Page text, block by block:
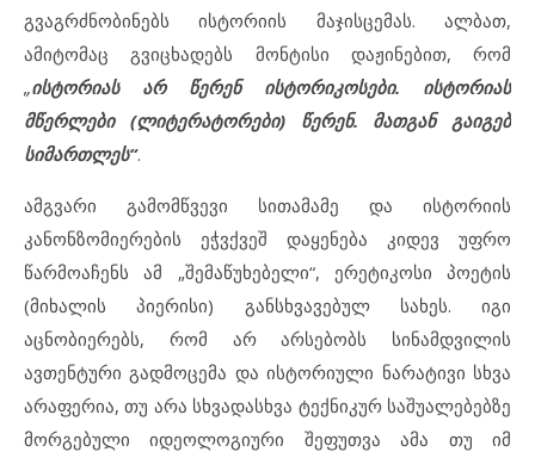
გვაგრძნობინებს ისტორიის მაჯისცემას. ალბათ,
ამიტომაც გვიცხადებს მონტისი დაჟინებით, რომ
„ისტორიას არ წერენ ისტორიკოსები. ისტორიას
მწერლები (ლიტერატორები) წერენ. მათგან გაიგებ
სიმართლეს“.
ამგვარი გამომწვევი სითამამე და ისტორიის
კანონზომიერების ეჭვქვეშ დაყენება კიდევ უფრო
წარმოაჩენს ამ „შემაწუხებელი“, ერეტიკოსი პოეტის
(მიხალის პიერისი) განსხვავებულ სახეს. იგი
აცნობიერებს, რომ არ არსებობს სინამდვილის
ავთენტური გადმოცემა და ისტორიული ნარატივი სხვა
არაფერია, თუ არა სხვადასხვა ტექნიკურ საშუალებებზე
მორგებული იდეოლოგიური შეფუთვა ამა თუ იმ